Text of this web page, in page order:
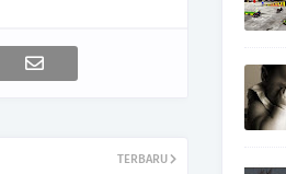
TERBARU